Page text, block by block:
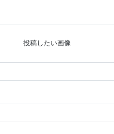
投稿したい画像